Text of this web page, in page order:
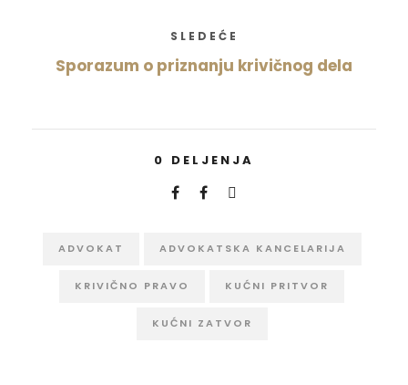
SLEDEĆE
Sporazum o priznanju krivičnog dela
0 DELJENJA
ADVOKAT ADVOKATSKA KANCELARIJA
KRIVIČNO PRAVO KUĆNI PRITVOR
KUĆNI ZATVOR